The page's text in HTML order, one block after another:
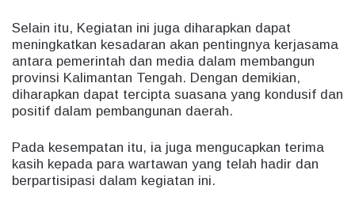
Selain itu, Kegiatan ini juga diharapkan dapat
meningkatkan kesadaran akan pentingnya kerjasama
antara pemerintah dan media dalam membangun
provinsi Kalimantan Tengah. Dengan demikian,
diharapkan dapat tercipta suasana yang kondusif dan
positif dalam pembangunan daerah.
Pada kesempatan itu, ia juga mengucapkan terima
kasih kepada para wartawan yang telah hadir dan
berpartisipasi dalam kegiatan ini.